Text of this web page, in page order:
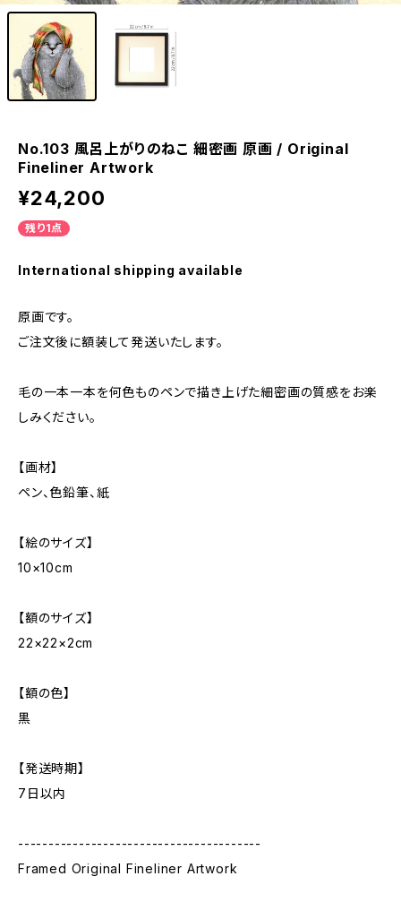
No.103 風呂上がりのねこ 細密画 原画 / Original
Fineliner Artwork
¥24,200
残り1点
International shipping available
原画です。
ご注文後に額装して発送いたします。
毛の一本一本を何色ものペンで描き上げた細密画の質感をお楽
しみください。
【画材】
ペン、色鉛筆、紙
【絵のサイズ】
10×10cm
【額のサイズ】
22×22×2cm
【額の色】
黒
【発送時期】
7日以内
----------------------------------------
Framed Original Fineliner Artwork